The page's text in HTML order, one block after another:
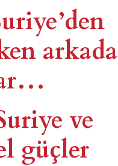
arkada
ve
güçler